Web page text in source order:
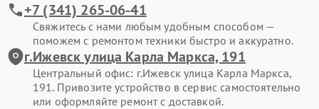
+7 (341) 265-06-41
Свяжитесь с нами любым удобным способом —
поможем с ремонтом техники быстро и аккуратно.
г.Ижевск улица Карла Маркса, 191
Центральный офис: г.Ижевск улица Карла Маркса,
191. Привозите устройство в сервис самостоятельно
или оформляйте ремонт с доставкой.